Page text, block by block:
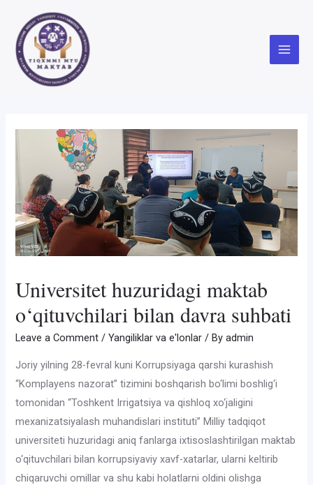
content
Main
Universitet huzuridagi maktab
o‘qituvchilari bilan davra suhbati
Leave a Comment /Yangiliklar va e'lonlar / Byadmin
Joriy yilning 28-fevral kuni Korrupsiyaga qarshi kurashish
“Komplayens nazorat” tizimini boshqarish bo‘limi boshlig‘i
tomonidan “Toshkent Irrigatsiya va qishloq xo‘jaligini
mexanizatsiyalash muhandislari instituti” Milliy tadqiqot
universiteti huzuridagi aniq fanlarga ixtisoslashtirilgan maktab
o‘qituvchilari bilan korrupsiyaviy xavf-xatarlar, ularni keltirib
chiqaruvchi omillar va shu kabi holatlarni oldini olishga